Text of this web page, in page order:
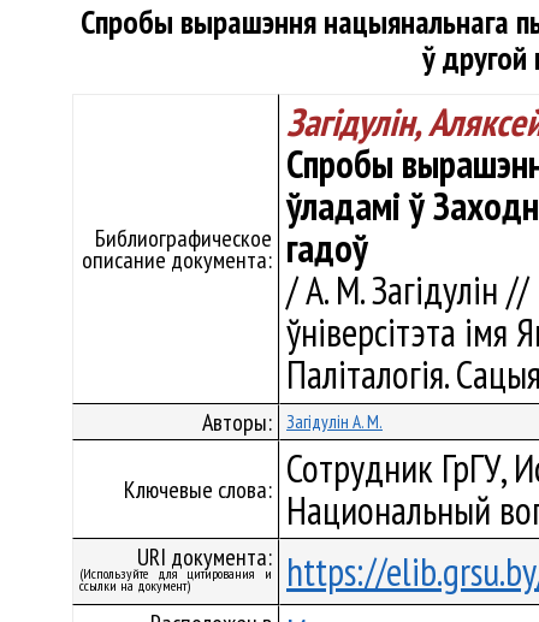
Спробы вырашэння нацыянальнага
ў другой
Библиографическое
описание документа:
Загідулін,
Спробы
ўладамі ў
гадоў
/ А. М. Загідулін
ўніверсітэта імя
Паліталогія.
Авторы: Загідулін А. М.
Ключевые слова: Сотрудник ГрГУ,
Национальный
URI документа:
(Используйте для цитирования и
ссылки на документ) https://